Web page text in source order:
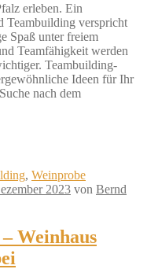
erleben. Ein
Teambuilding verspricht
Spaß unter freiem
Teamfähigkeit werden
Teambuilding-
Ideen für Ihr
nach dem
, Weinprobe
2023 von Bernd
Weinhaus